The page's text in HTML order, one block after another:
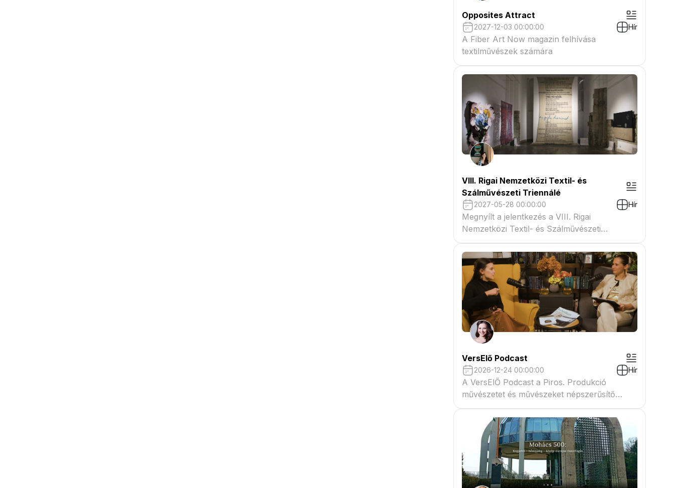
Opposites Attract
2027-12-03 00:00:00 Hír
A Fiber Art Now magazin felhívása
textilművészek számára
VIII. Rigai Nemzetközi Textil- és
Szálművészeti Triennálé
2027-05-28 00:00:00 Hír
Megnyílt a jelentkezés a VIII. Rigai
Nemzetközi Textil- és Szálművészeti
Triennáléra
VersElő Podcast
2026-12-24 00:00:00 Hír
A VersElŐ Podcast a Piros. Produkció
művészetet és művészeket népszerűsítő
beszélgető műsora